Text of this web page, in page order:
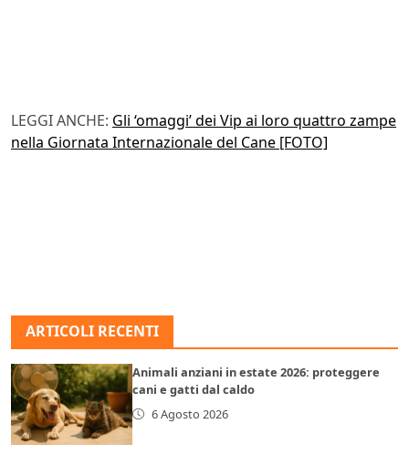
LEGGI ANCHE: Gli ‘omaggi’ dei Vip ai loro quattro zampe
nella Giornata Internazionale del Cane [FOTO]
ARTICOLI RECENTI
Animali anziani in estate 2026: proteggere
cani e gatti dal caldo
6 Agosto 2026